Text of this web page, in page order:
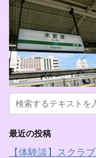
最近の投稿
【体験談】スクラ